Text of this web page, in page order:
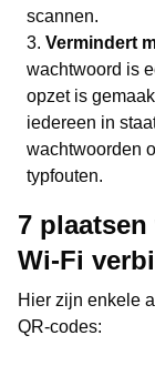
scannen.
Vermindert
wachtwoord is
opzet is
iedereen in
wachtwoorden
typfouten.
7
Wi-Fi
Hier zijn enkele
QR-codes: